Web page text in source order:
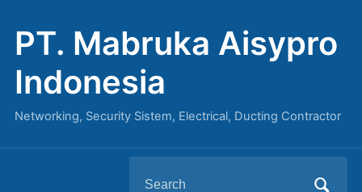
PT. Mabruka Aisypro
Indonesia
Networking, Security Sistem, Electrical, Ducting Contractor